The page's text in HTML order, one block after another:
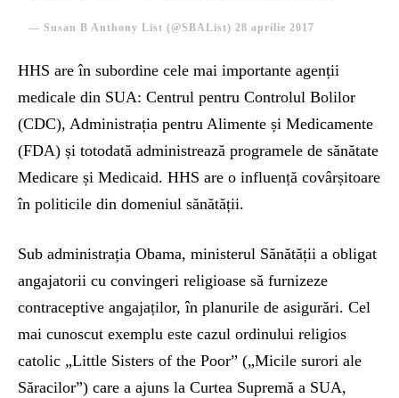
— Susan B Anthony List (@SBAList)28 aprilie 2017
HHS are în subordine cele mai importante agenții
medicale din SUA: Centrul pentru Controlul Bolilor
(CDC), Administrația pentru Alimente și Medicamente
(FDA) și totodată administrează programele de sănătate
Medicare și Medicaid. HHS are o influență covârșitoare
în politicile din domeniul sănătății.
Sub administrația Obama, ministerul Sănătății a obligat
angajatorii cu convingeri religioase să furnizeze
contraceptive angajaților, în planurile de asigurări. Cel
mai cunoscut exemplu este cazul ordinului religios
catolic „Little Sisters of the Poor” („Micile surori ale
Săracilor”) care a ajuns la Curtea Supremă a SUA,